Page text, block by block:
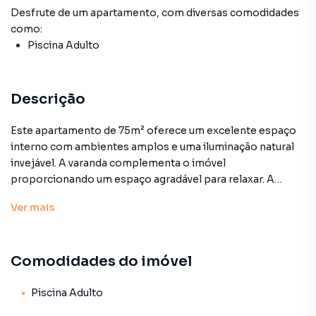
Desfrute de um apartamento, com diversas comodidades
como:
Piscina Adulto
Descrição
Este apartamento de 75m² oferece um excelente espaço
interno com ambientes amplos e uma iluminação natural
invejável. A varanda complementa o imóvel
proporcionando um espaço agradável para relaxar. A
mais moderno e funcional. Localizado na região do
comércio oferecendo praticidade sem perder a
residencial e arborizada ideal para quem busca conforto e
Ver mais
Comodidades do imóvel
Piscina Adulto